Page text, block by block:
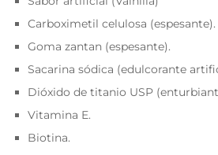
Carboximetil celulosa (espesante).
Goma zantan (espesante).
Sacarina sódica (edulcorante
Dióxido de titanio USP
Vitamina E.
Biotina.